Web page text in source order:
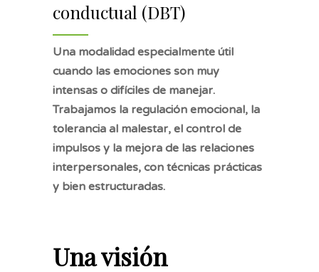
conductual (DBT)
Una modalidad especialmente útil
cuando las emociones son muy
intensas o difíciles de manejar.
Trabajamos la regulación emocional, la
tolerancia al malestar, el control de
impulsos y la mejora de las relaciones
interpersonales, con técnicas prácticas
y bien estructuradas.
Una visión